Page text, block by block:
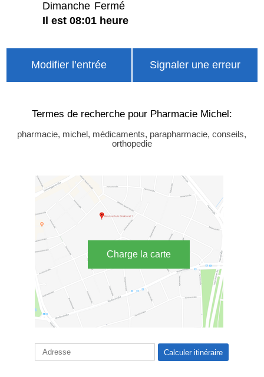
Dimanche Fermé
Il est 08:01 heure
Modifier l’entrée Signaler une erreur
Termes de recherche pour Pharmacie Michel:
pharmacie, michel, médicaments, parapharmacie, conseils,
orthopedie
Charge la carte